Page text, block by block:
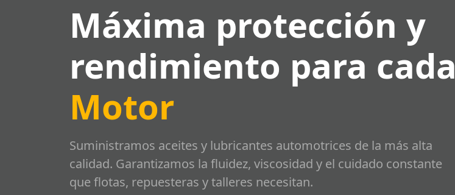
Máxima protección y
rendimiento para cada
Motor
Suministramos aceites y lubricantes automotrices de la más alta
calidad. Garantizamos la fluidez, viscosidad y el cuidado constante
que flotas, repuesteras y talleres necesitan.